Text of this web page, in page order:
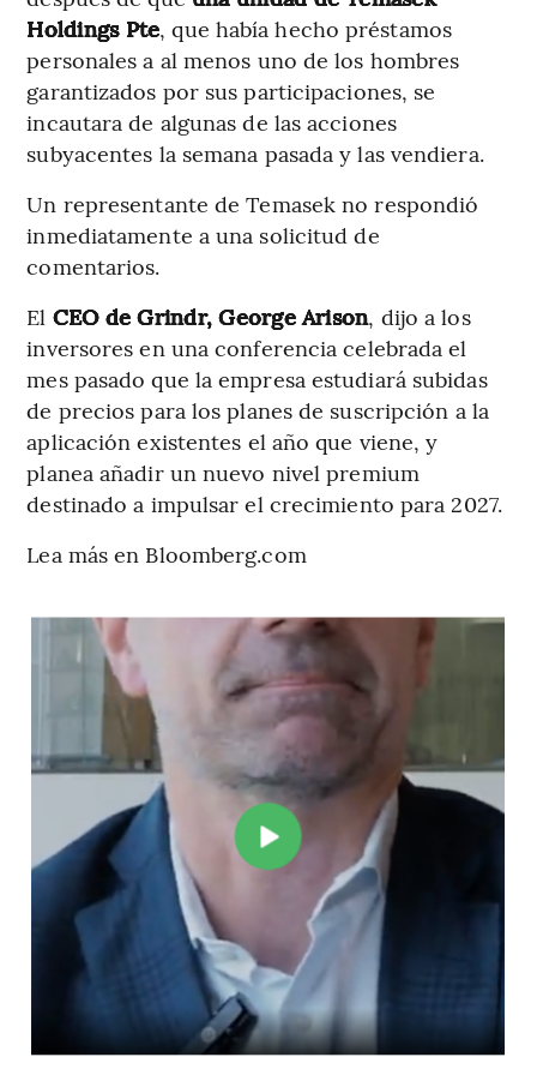
Holdings Pte, que había hecho préstamos
personales a al menos uno de los hombres
garantizados por sus participaciones, se
incautara de algunas de las acciones
subyacentes la semana pasada y las vendiera.
Un representante de Temasek no respondió
inmediatamente a una solicitud de
comentarios.
El CEO de Grindr, George Arison, dijo a los
inversores en una conferencia celebrada el
mes pasado que la empresa estudiará subidas
de precios para los planes de suscripción a la
aplicación existentes el año que viene, y
planea añadir un nuevo nivel premium
destinado a impulsar el crecimiento para 2027.
Lea más en Bloomberg.com